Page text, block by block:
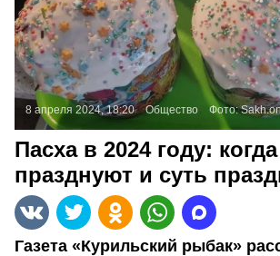
8 апреля 2024, 18:20 Общество Фото:
Пасха в 2024 году: когда
празднуют и суть
Газета «Курильский рыбак»